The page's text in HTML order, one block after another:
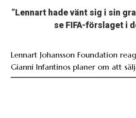
”Lennart hade vänt sig i sin
se FIFA-förslaget i
Lennart Johansson Foundation
Gianni Infantinos planer om att